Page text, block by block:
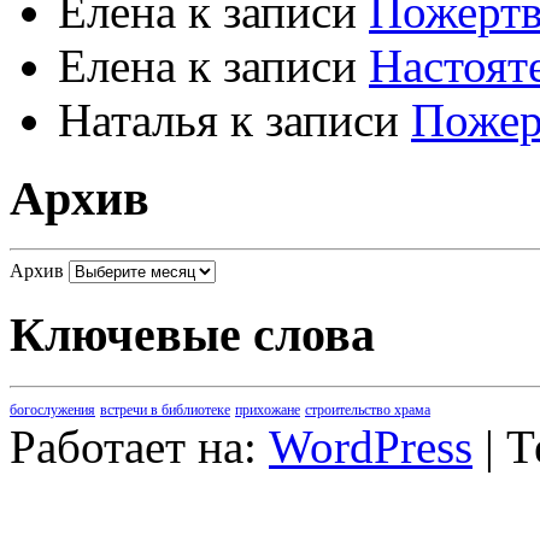
Елена к записи
Елена к записи
Наталья к записи
Архив
Архив
Ключевые слова
богослужения встречи в библиотеке прихожане строительство храма
Работает на: WordPress |